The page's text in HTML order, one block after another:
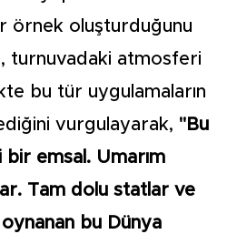
örnek oluşturduğunu
turnuvadaki atmosferi
bu tür uygulamaların
vurgulayarak, "Bu
emsal. Umarım
Tam dolu statlar ve
bu Dünya